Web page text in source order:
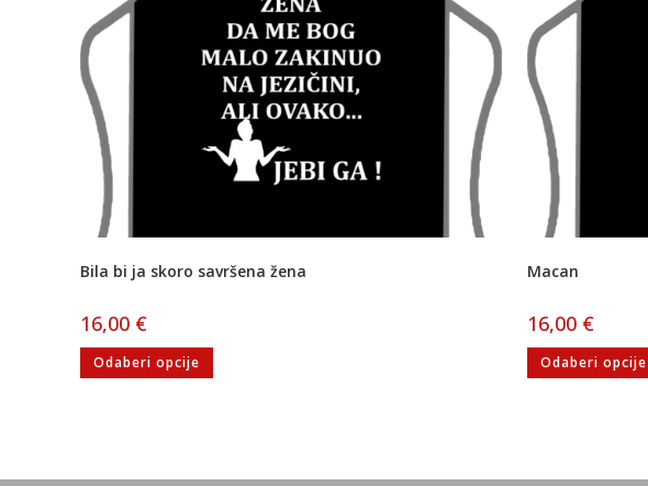
Bila bi ja skoro savršena žena
16,00 €
Odaberi opcije
Macan
16,00 €
Odaberi opcije